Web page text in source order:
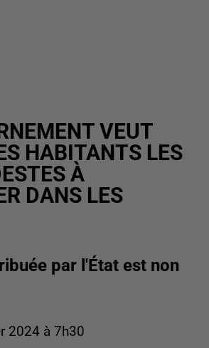
VEUT
HABITANTS LES
À
DANS LES
par l'État est non
2024 à 7h30